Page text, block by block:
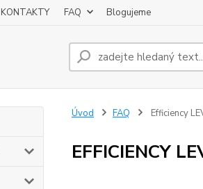
KONTAKTY FAQ Blogujeme
Úvod FAQ Efficiency
EFFICIENCY